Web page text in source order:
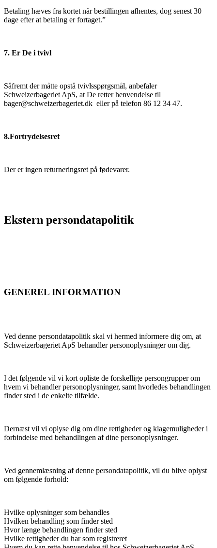
Betaling hæves fra kortet når bestillingen afhentes, dog senest 30
dage efter at betaling er fortaget.”
7. Er De i tvivl
Såfremt der måtte opstå tvivlsspørgsmål, anbefaler
Schweizerbageriet ApS, at De retter henvendelse til
bager@schweizerbageriet.dk eller på telefon 86 12 34 47.
8.Fortrydelsesret
Der er ingen returneringsret på fødevarer.
Ekstern persondatapolitik
GENEREL INFORMATION
Ved denne persondatapolitik skal vi hermed informere dig om, at
Schweizerbageriet ApS behandler personoplysninger om dig.
I det følgende vil vi kort opliste de forskellige persongrupper om
hvem vi behandler personoplysninger, samt hvorledes behandlingen
finder sted i de enkelte tilfælde.
Dernæst vil vi oplyse dig om dine rettigheder og klagemuligheder i
forbindelse med behandlingen af dine personoplysninger.
Ved gennemlæsning af denne persondatapolitik, vil du blive oplyst
om følgende forhold:
Hvilke oplysninger som behandles
Hvilken behandling som finder sted
Hvor længe behandlingen finder sted
Hvilke rettigheder du har som registreret